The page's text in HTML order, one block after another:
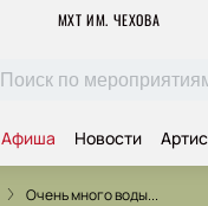
МХТ ИМ. ЧЕХОВА
Афиша Новости
Очень много воды...